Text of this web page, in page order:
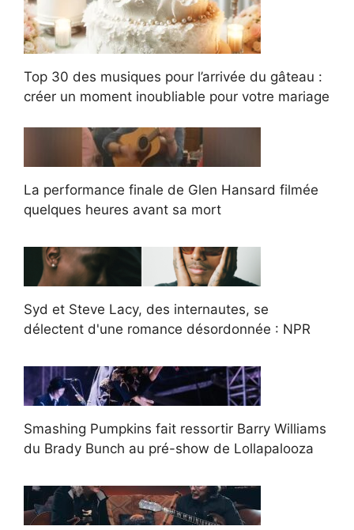
Top 30 des musiques pour l’arrivée du gâteau :
créer un moment inoubliable pour votre mariage
La performance finale de Glen Hansard filmée
quelques heures avant sa mort
Syd et Steve Lacy, des internautes, se
délectent d'une romance désordonnée : NPR
Smashing Pumpkins fait ressortir Barry Williams
du Brady Bunch au pré-show de Lollapalooza